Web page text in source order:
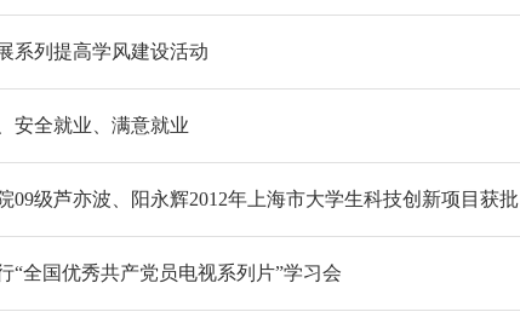
系列提高学风建设活动
安全就业、满意就业
09级芦亦波、阳永辉2012年上海市大学生科技创新项目获批
“全国优秀共产党员电视系列片”学习会